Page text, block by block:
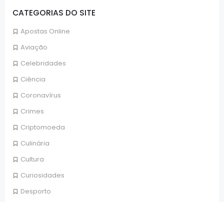
CATEGORIAS DO SITE
Apostas Online
Aviação
Celebridades
Ciência
Coronavírus
Crimes
Criptomoeda
Culinária
Cultura
Curiosidades
Desporto